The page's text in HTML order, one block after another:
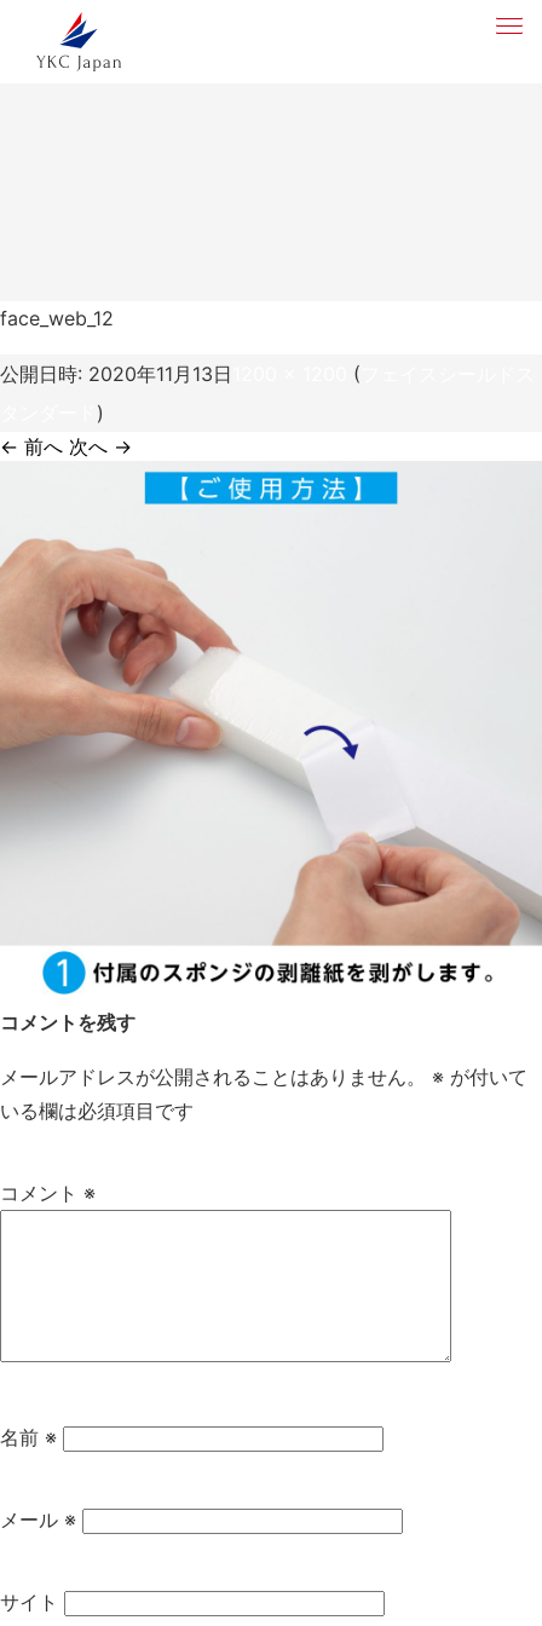
face_web_12
公開日時: 2020年11月13日 (
)
← 前へ 次へ →
コメントを残す
メールアドレスが公開されることはありません。 ※ が付いて
いる欄は必須項目です
コメント ※
名前 ※
メール ※
サイト